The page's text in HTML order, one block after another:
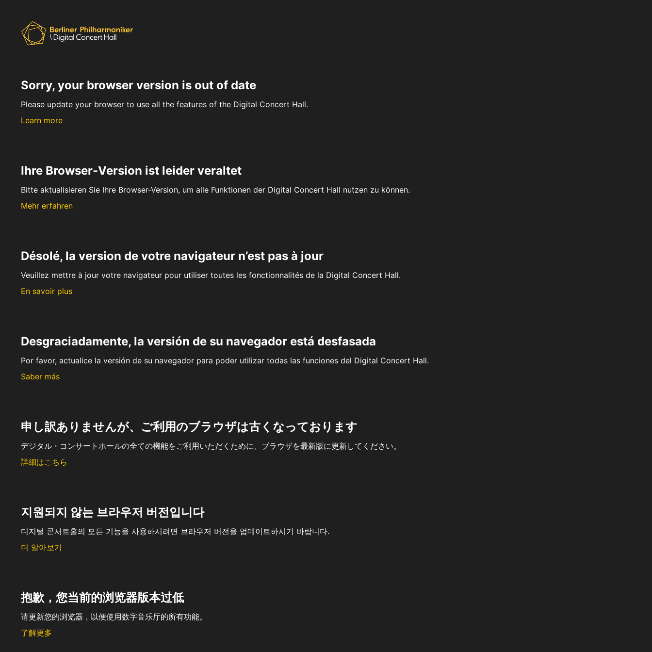
Sorry, your browser version is out of date
Please update your browser to use all the features of the Digital Concert Hall.
Learn more
Ihre Browser-Version ist leider veraltet
Bitte aktualisieren Sie Ihre Browser-Version, um alle Funktionen der Digital Concert Hall nutzen zu können.
Mehr erfahren
Désolé, la version de votre navigateur n’est pas à jour
Veuillez mettre à jour votre navigateur pour utiliser toutes les fonctionnalités de la Digital Concert Hall.
En savoir plus
Desgraciadamente, la versión de su navegador está desfasada
Por favor, actualice la versión de su navegador para poder utilizar todas las funciones del Digital Concert Hall.
Saber más
申し訳ありませんが、ご利用のブラウザは古くなっております
デジタル・コンサートホールの全ての機能をご利用いただくために、ブラウザを最新版に更新してください。
詳細はこちら
지원되지 않는 브라우저 버전입니다
디지털 콘서트홀의 모든 기능을 사용하시려면 브라우저 버전을 업데이트하시기 바랍니다.
더 알아보기
抱歉，您当前的浏览器版本过低
请更新您的浏览器，以便使用数字音乐厅的所有功能。
了解更多